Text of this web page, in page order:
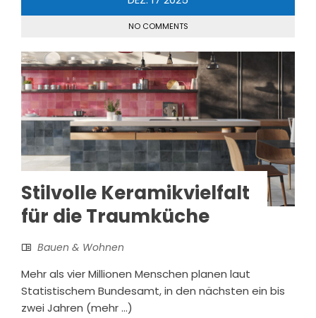
NO COMMENTS
Stilvolle Keramikvielfalt
für die Traumküche
Bauen & Wohnen
Mehr als vier Millionen Menschen planen laut
Statistischem Bundesamt, in den nächsten ein bis
zwei Jahren (mehr …)